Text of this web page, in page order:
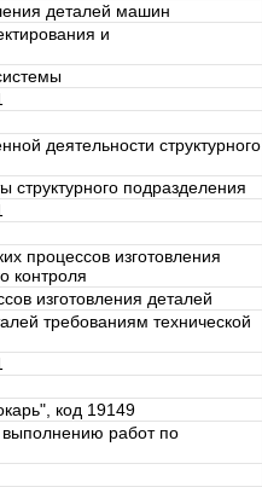
деталей машин
и
деятельности структурного
подразделения
процессов изготовления
контроля
изготовления деталей
требованиям технической
код 19149
выполнению работ по